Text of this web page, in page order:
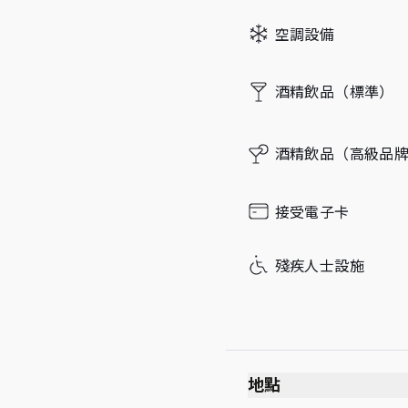
Friday
Saturday
Sunday
空調設備
酒精飲品（標準）
酒精飲品（高級品
接受電子卡
殘疾人士設施
地點